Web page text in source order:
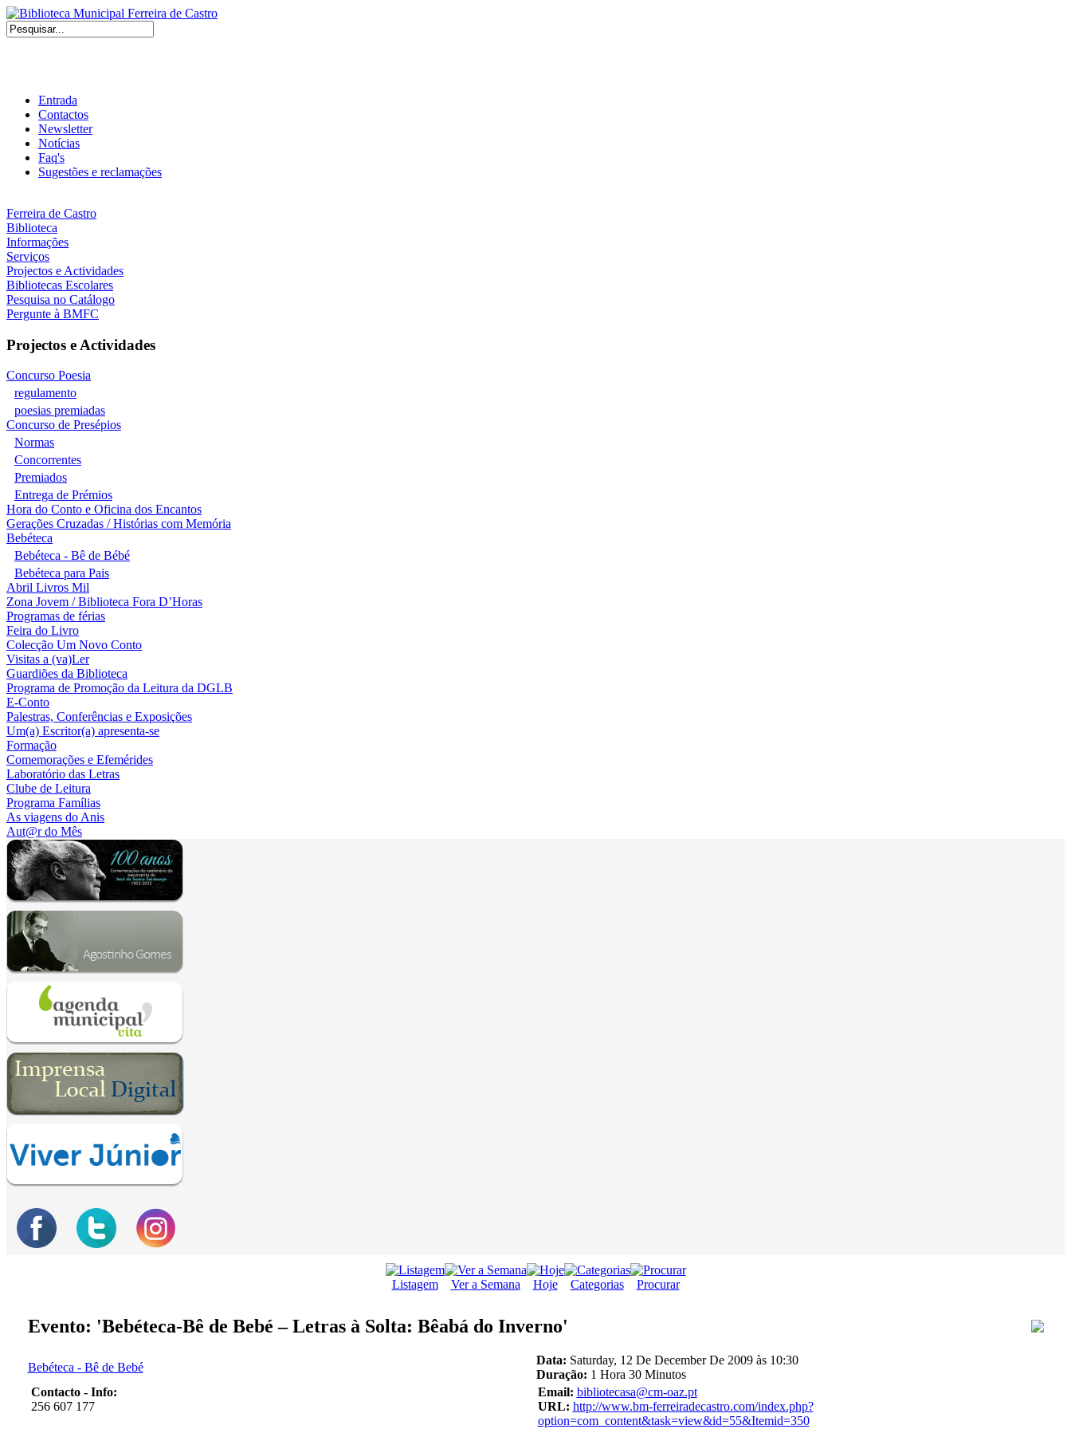
Entrada
Contactos
Newsletter
Notícias
Faq's
Sugestões e reclamações
Ferreira de Castro
Biblioteca
Informações
Serviços
Projectos e Actividades
Bibliotecas Escolares
Pesquisa no Catálogo
Pergunte à BMFC
Projectos e Actividades
Concurso Poesia
regulamento
poesias premiadas
Concurso de Presépios
Normas
Concorrentes
Premiados
Entrega de Prémios
Hora do Conto e Oficina dos Encantos
Gerações Cruzadas / Histórias com Memória
Bebéteca
Bebéteca - Bê de Bébé
Bebéteca para Pais
Abril Livros Mil
Zona Jovem / Biblioteca Fora D’Horas
Programas de férias
Feira do Livro
Colecção Um Novo Conto
Visitas a (va)Ler
Guardiões da Biblioteca
Programa de Promoção da Leitura da DGLB
E-Conto
Palestras, Conferências e Exposições
Um(a) Escritor(a) apresenta-se
Formação
Comemorações e Efemérides
Laboratório das Letras
Clube de Leitura
Programa Famílias
As viagens do Anis
Aut@r do Mês
Listagem Ver a Semana Hoje Categorias Procurar
Evento: 'Bebéteca-Bê de Bebé – Letras à Solta: Bêabá do Inverno'
Bebéteca - Bê de Bebé
Data: Saturday, 12 De December De 2009 às 10:30
Duração: 1 Hora 30 Minutos
Contacto - Info:
256 607 177
Email: bibliotecasa@cm-oaz.pt
URL: http://www.bm-ferreiradecastro.com/index.php?
option=com_content&task=view&id=55&Itemid=350